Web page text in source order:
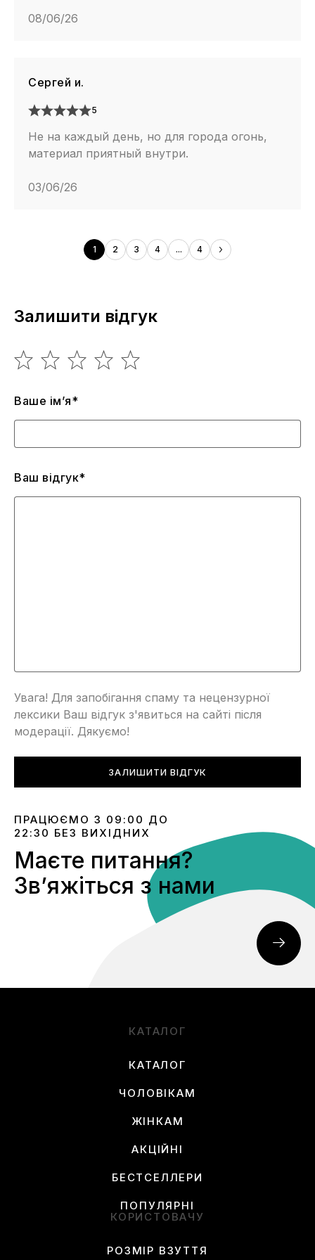
08/06/26
Сергей и.
5
Не на каждый день, но для города огонь,
материал приятный внутри.
03/06/26
1 2 3 4 ... 4
Залишити відгук
Ваше ім’я*
Ваш відгук*
Увага! Для запобігання спаму та нецензурної
лексики Ваш відгук з'явиться на сайті після
модерації. Дякуємо!
ЗАЛИШИТИ ВІДГУК
ПРАЦЮЄМО З 09:00 ДО
22:30 БЕЗ ВИХІДНИХ
Маєте питання?
Звʼяжіться з нами
КАТАЛОГ
КАТАЛОГ
ЧОЛОВІКАМ
ЖІНКАМ
АКЦІЙНІ
БЕСТСЕЛЛЕРИ
ПОПУЛЯРНІ
КОРИСТОВАЧУ
РОЗМІР ВЗУТТЯ